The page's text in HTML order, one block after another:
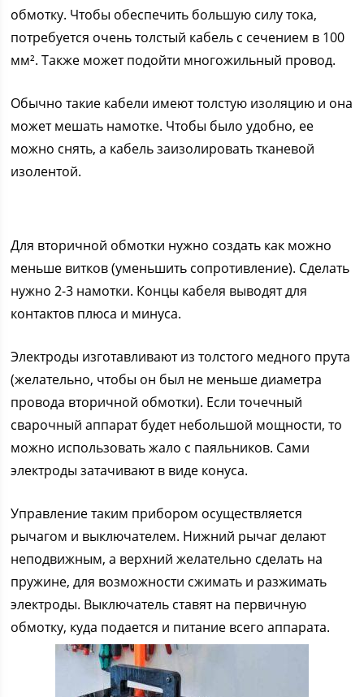
обмотку. Чтобы обеспечить большую силу тока,
потребуется очень толстый кабель с сечением в 100
мм². Также может подойти многожильный провод.
Обычно такие кабели имеют толстую изоляцию и она
может мешать намотке. Чтобы было удобно, ее
можно снять, а кабель заизолировать тканевой
изолентой.
Для вторичной обмотки нужно создать как можно
меньше витков (уменьшить сопротивление). Сделать
нужно 2-3 намотки. Концы кабеля выводят для
контактов плюса и минуса.
Электроды изготавливают из толстого медного прута
(желательно, чтобы он был не меньше диаметра
провода вторичной обмотки). Если точечный
сварочный аппарат будет небольшой мощности, то
можно использовать жало с паяльников. Сами
электроды затачивают в виде конуса.
Управление таким прибором осуществляется
рычагом и выключателем. Нижний рычаг делают
неподвижным, а верхний желательно сделать на
пружине, для возможности сжимать и разжимать
электроды. Выключатель ставят на первичную
обмотку, куда подается и питание всего аппарата.